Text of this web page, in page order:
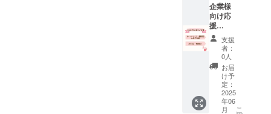
円/300,
000円の
リター
ンと同
じ内容
になり
ます。
希望の
お名前
を備考
へご入
力くだ
さい。
ご希望
でない
方はそ
の旨を
備考に
の機関
紙にお
名前を
掲載】
HP掲載
期間:令
和7年7
月1日か
ら1年間
掲載 機
関紙：
企業様
向け応
援
300,000
円コー
ス 【お
礼状】
【領収
書
兼 税
額控除
支援
者：
0人
お届
け予
定：
2025
年06
月
こ